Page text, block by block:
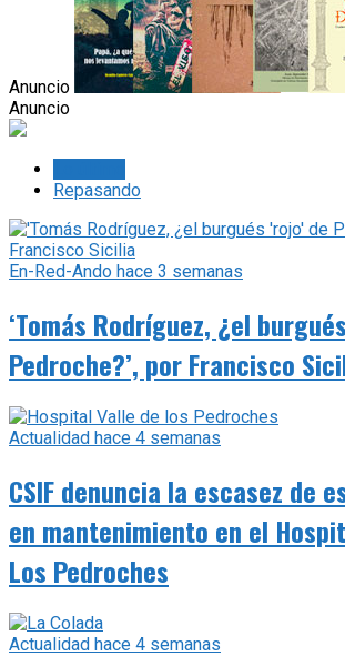
Anuncio
Anuncio
Repasando
En-Red-Ando hace 3 semanas
‘Tomás Rodríguez, ¿el
Pedroche?’, por Francisco
Actualidad hace 4 semanas
CSIF denuncia la escasez de
en mantenimiento en el
Los Pedroches
Actualidad hace 4 semanas